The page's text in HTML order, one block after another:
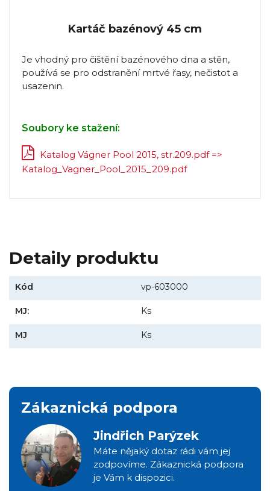
Kartáč bazénový 45 cm
Je vhodný pro čištění bazénového dna a stěn,
používá se pro odstranění mrtvé řasy, nečistot a
usazenin.
Soubory ke stažení:
Katalog Vágner Pool 2015, str.209.pdf =>
Katalog_Vagner_Pool_2015_209.pdf
Detaily produktu
Kód vp-603000
MJ: Ks
MJ Ks
Zákaznická podpora
Jindřich Parýzek
Máte nějaký dotaz rádi vám jej
zodpovíme. Zákaznická podpora
je Vám k dispozici.